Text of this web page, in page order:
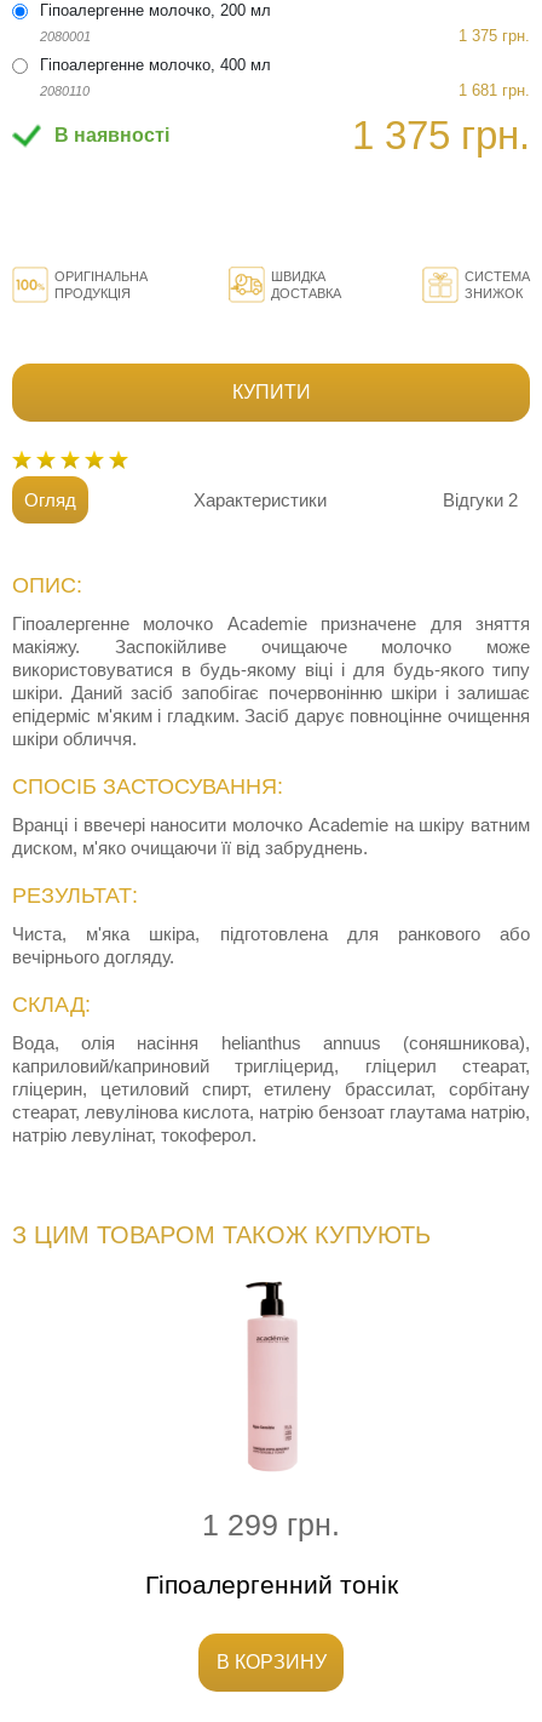
Гіпоалергенне молочко, 200 мл
2080001
1 375 грн.
Гіпоалергенне молочко, 400 мл
2080110 1 681 грн.
В наявності 1 375 грн.
ОРИГІНАЛЬНА
ПРОДУКЦІЯ
ШВИДКА
ДОСТАВКА
СИСТЕМА
ЗНИЖОК
КУПИТИ
Огляд Характеристики Відгуки 2
ОПИС:
Гіпоалергенне молочко Academie призначене для зняття
макіяжу. Заспокійливе очищаюче молочко може
використовуватися в будь-якому віці і для будь-якого типу
шкіри. Даний засіб запобігає почервонінню шкіри і залишає
епідерміс м'яким і гладким. Засіб дарує повноцінне очищення
шкіри обличчя.
СПОСІБ ЗАСТОСУВАННЯ:
Вранці і ввечері наносити молочко Academie на шкіру ватним
диском, м'яко очищаючи її від забруднень.
РЕЗУЛЬТАТ:
Чиста, м'яка шкіра, підготовлена для ранкового або
вечірнього догляду.
СКЛАД:
Вода, олія насіння helianthus annuus (соняшникова),
каприловий/каприновий тригліцерид, гліцерил стеарат,
гліцерин, цетиловий спирт, етилену брассилат, сорбітану
стеарат, левулінова кислота, натрію бензоат глаутама натрію,
натрію левулінат, токоферол.
З ЦИМ ТОВАРОМ ТАКОЖ КУПУЮТЬ
1 299 грн.
Гіпоалергенний тонік
В КОРЗИНУ